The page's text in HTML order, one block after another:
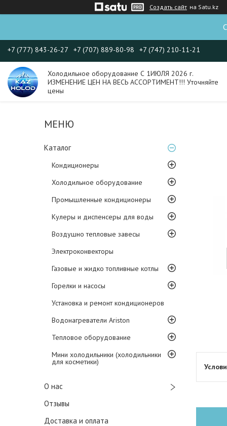
Создать сайт на Satu.kz
+7 (777) 843-26-27 +7 (707) 889-80-98 +7 (747) 210-11-21
Холодильное оборудование С 1ИЮЛЯ 2026 г.
ИЗМЕНЕНИЕ ЦЕН НА ВЕСЬ АССОРТИМЕНТ!!! Уточняйте
цены
Каталог
Кондиционеры
Холодильное оборудование
Промышленные кондиционеры
Кулеры и диспенсеры для воды
Воздушно тепловые завесы
Электроконвекторы
Газовые и жидко топливные котлы
Горелки и насосы
Установка и ремонт кондиционеров
Водонагреватели Ariston
Тепловое оборудование
Мини холодильники (холодильники
для косметики)
О нас
Отзывы
Доставка и оплата